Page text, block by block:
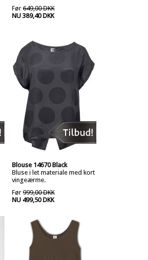
Før 649,00 DKK
NU 389,40 DKK
Blouse 14670 Black
Bluse i let materiale med kort
vingeærme.
Før 999,00 DKK
NU 499,50 DKK